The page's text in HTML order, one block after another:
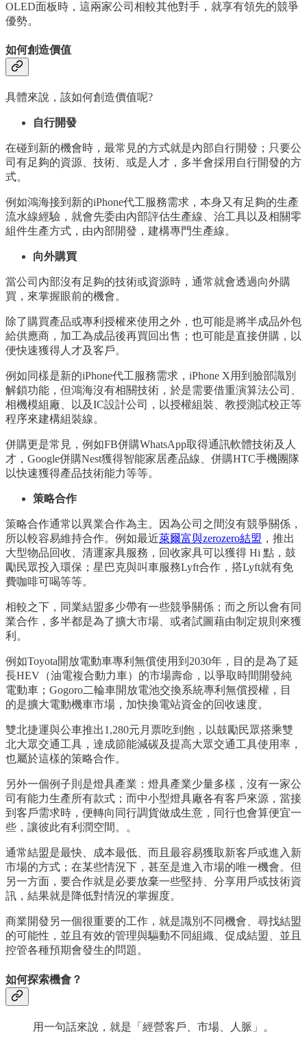
OLED面板時，這兩家公司相較其他對手，就享有領先的競爭
優勢。
如何創造價值
具體來說，該如何創造價值呢?
自行開發
在碰到新的機會時，最常見的方式就是內部自行開發；只要公
司有足夠的資源、技術、或是人才，多半會採用自行開發的方
式。
例如鴻海接到新的iPhone代工服務需求，本身又有足夠的生產
流水線經驗，就會先委由內部評估生產線、治工具以及相關零
組件生產方式，由內部開發，建構專門生產線。
向外購買
當公司內部沒有足夠的技術或資源時，通常就會透過向外購
買，來掌握眼前的機會。
除了購買產品或專利授權來使用之外，也可能是將半成品外包
給供應商，加工為成品後再買回出售；也可能是直接併購，以
便快速獲得人才及客戶。
例如同樣是新的iPhone代工服務需求，iPhone X用到臉部識別
解鎖功能，但鴻海沒有相關技術，於是需要借重演算法公司、
相機模組廠、以及IC設計公司，以授權組裝、教授測試校正等
程序來建構組裝線。
併購更是常見，例如FB併購WhatsApp取得通訊軟體技術及人
才，Google併購Nest獲得智能家居產品線、併購HTC手機團隊
以快速獲得產品技術能力等等。
策略合作
策略合作通常以異業合作為主。因為公司之間沒有競爭關係，
所以較容易維持合作。例如最近萊爾富與zerozero結盟 ，推出
大型物品回收、清運家具服務，回收家具可以獲得 Hi 點，鼓
勵民眾投入環保；星巴克與叫車服務Lyft合作，搭Lyft就有免
費咖啡可喝等等。
相較之下，同業結盟多少帶有一些競爭關係；而之所以會有同
業合作，多半都是為了擴大市場、或者試圖藉由制定規則來獲
利。
例如Toyota開放電動車專利無償使用到2030年，目的是為了延
長HEV（油電複合動力車）的市場壽命，以爭取時間開發純
電動車；Gogoro二輪車開放電池交換系統專利無償授權，目
的是擴大電動機車市場，加快換電站資金的回收速度。
雙北捷運與公車推出1,280元月票吃到飽，以鼓勵民眾搭乘雙
北大眾交通工具，達成節能減碳及提高大眾交通工具使用率，
也屬於這樣的策略合作。
另外一個例子則是燈具產業：燈具產業少量多樣，沒有一家公
司有能力生產所有款式；而中小型燈具廠各有客戶來源，當接
到客戶需求時，便轉向同行調貨做成生意，同行也會算便宜一
些，讓彼此有利潤空間。。
通常結盟是最快、成本最低、而且最容易獲取新客戶或進入新
市場的方式；在某些情況下，甚至是進入市場的唯一機會。但
另一方面，要合作就是必要放棄一些堅持、分享用戶或技術資
訊，結果就是降低對情況的掌握度。
商業開發另一個很重要的工作，就是識別不同機會、尋找結盟
的可能性，並且有效的管理與驅動不同組織、促成結盟、並且
控管各種預期會發生的問題。
如何探索機會 ？
用一句話來說，就是「經營客戶、市場、人脈」。